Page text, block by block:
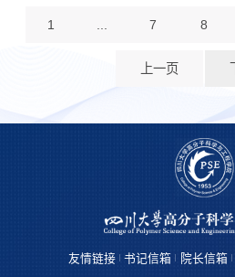
1 ... 7 8
上一页
友情链接 书记信箱 院长信箱